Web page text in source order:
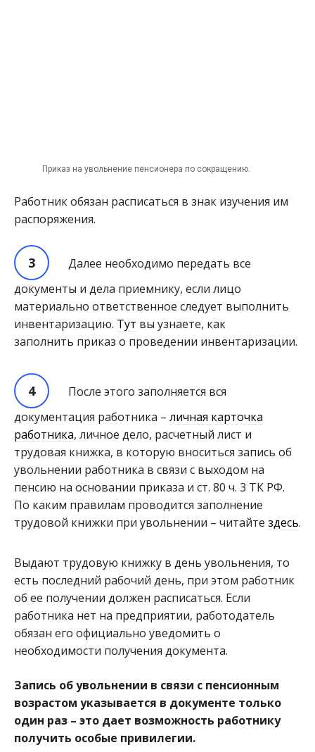
Приказ на увольнение пенсионера по сокращению.
Работник обязан расписаться в знак изучения им
распоряжения.
Далее необходимо передать все
документы и дела приемнику, если лицо
материально ответственное следует выполнить
инвентаризацию. Тут вы узнаете, как
заполнить приказ о проведении инвентаризации.
После этого заполняется вся
документация работника – личная карточка
работника, личное дело, расчетный лист и
трудовая книжка, в которую вноситься запись об
увольнении работника в связи с выходом на
пенсию на основании приказа и ст. 80 ч. 3 ТК РФ.
По каким правилам проводится заполнение
трудовой книжки при увольнении – читайте здесь.
Выдают трудовую книжку в день увольнения, то
есть последний рабочий день, при этом работник
об ее получении должен расписаться. Если
работника нет на предприятии, работодатель
обязан его официально уведомить о
необходимости получения документа.
Запись об увольнении в связи с пенсионным
возрастом указывается в документе только
один раз – это дает возможность работнику
получить особые привилегии.